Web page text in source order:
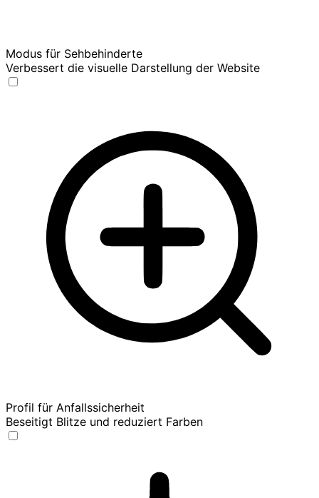
Modus für Sehbehinderte
Verbessert die visuelle Darstellung der Website
Profil für Anfallssicherheit
Beseitigt Blitze und reduziert Farben